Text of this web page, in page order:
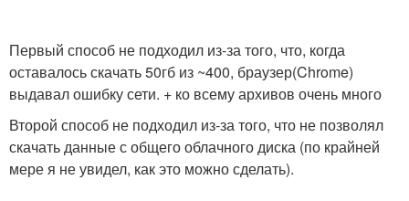
Первый способ не подходил из-за того, что, когда
оставалось скачать 50гб из ~400, браузер(Chrome)
выдавал ошибку сети. + ко всему архивов очень много
Второй способ не подходил из-за того, что не позволял
скачать данные с общего облачного диска (по крайней
мере я не увидел, как это можно сделать).